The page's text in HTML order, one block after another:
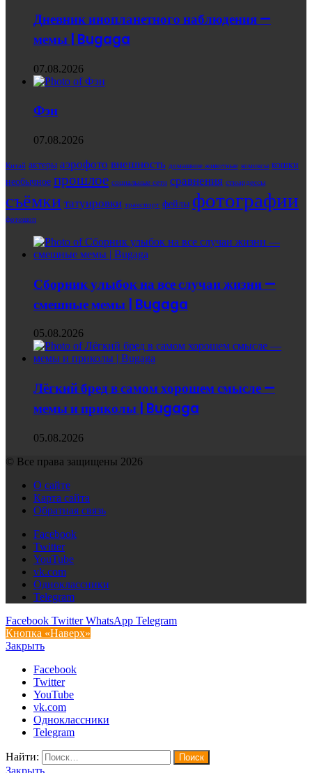
Дневник инопланетного наблюдения —
мемы | Bugaga
07.08.2026
Фэн
07.08.2026
Китай актеры аэрофото внешность домашние животные комиксы кошки
необычное прошлое социальные сети сравнения стюардессы
съёмки татуировки транспорт фейлы фотографии
фотошоп
Сборник улыбок на все случаи жизни —
смешные мемы | Bugaga
05.08.2026
Лёгкий бред в самом хорошем смысле —
мемы и приколы | Bugaga
05.08.2026
© Все права защищены 2026
О сайте
Карта сайта
Обратная связь
Facebook
Twitter
YouTube
vk.com
Одноклассники
Telegram
Facebook Twitter WhatsApp Telegram
Кнопка «Наверх»
Закрыть
Facebook
Twitter
YouTube
vk.com
Одноклассники
Telegram
Найти:
Закрыть